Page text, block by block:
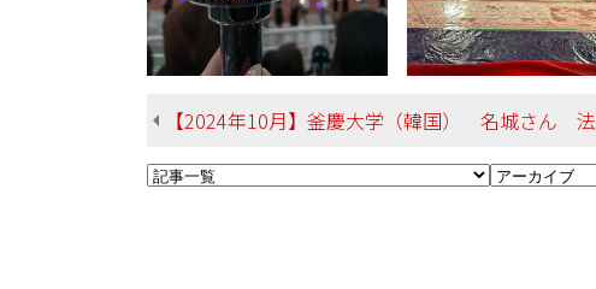
【2024年10月】釜慶大学（韓国） 名城さん 法学部 地域行政学科